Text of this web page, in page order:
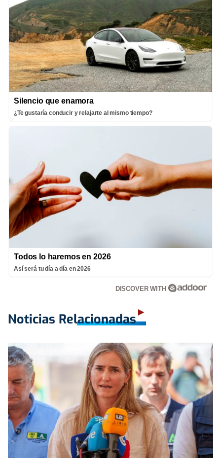
Silencio que enamora
¿Te gustaría conducir y relajarte al mismo tiempo?
Todos lo haremos en 2026
Así será tu día a día en 2026
DISCOVER WITH
Noticias Relacionadas